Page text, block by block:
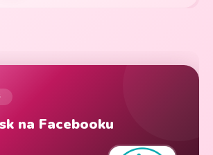
na Facebooku